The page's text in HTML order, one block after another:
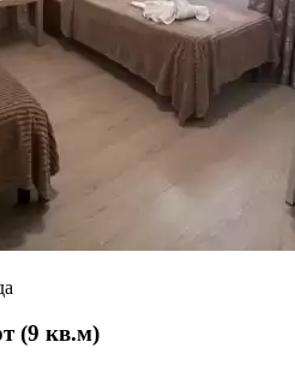
(9 кв.м)